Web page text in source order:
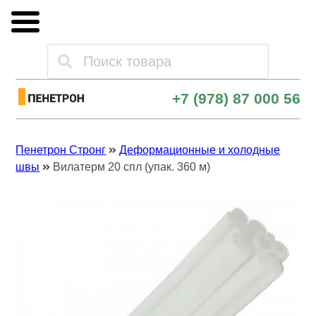
Каталог товаров
Опт и поставки
+7 (978) 87 000 56
Пенетрон Стронг
Деформационные и холодные
швы
Вилатерм 20 спл (упак. 360 м)